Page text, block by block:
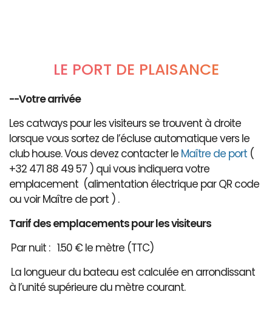
LE PORT DE PLAISANCE
--Votre arrivée
Les catways pour les visiteurs se trouvent à droite
lorsque vous sortez de l’écluse automatique vers le
club house. Vous devez contacter le Maître de port (
+32 471 88 49 57 ) qui vous indiquera votre
emplacement (alimentation électrique par QR code
ou voir Maître de port ) .
Tarif des emplacements pour les visiteurs
Par nuit : 1.50 € le mètre (TTC)
La longueur du bateau est calculée en arrondissant
à l’unité supérieure du mètre courant.